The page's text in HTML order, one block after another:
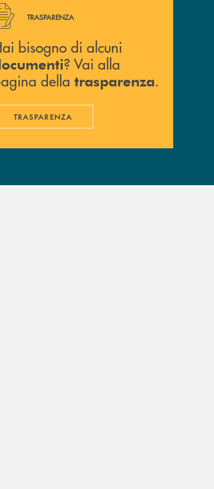
bisogno di alcuni documenti ? Vai alla pagina della
TRASPARENZA
bisogno di alcuni
? Vai alla
della trasparenza.
TRASPARENZA